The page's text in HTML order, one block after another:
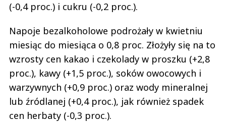
(-0,4 proc.) i cukru (-0,2 proc.).
Napoje bezalkoholowe podrożały w kwietniu
miesiąc do miesiąca o 0,8 proc. Złożyły się na to
wzrosty cen kakao i czekolady w proszku (+2,8
proc.), kawy (+1,5 proc.), soków owocowych i
warzywnych (+0,9 proc.) oraz wody mineralnej
lub źródlanej (+0,4 proc.), jak również spadek
cen herbaty (-0,3 proc.).